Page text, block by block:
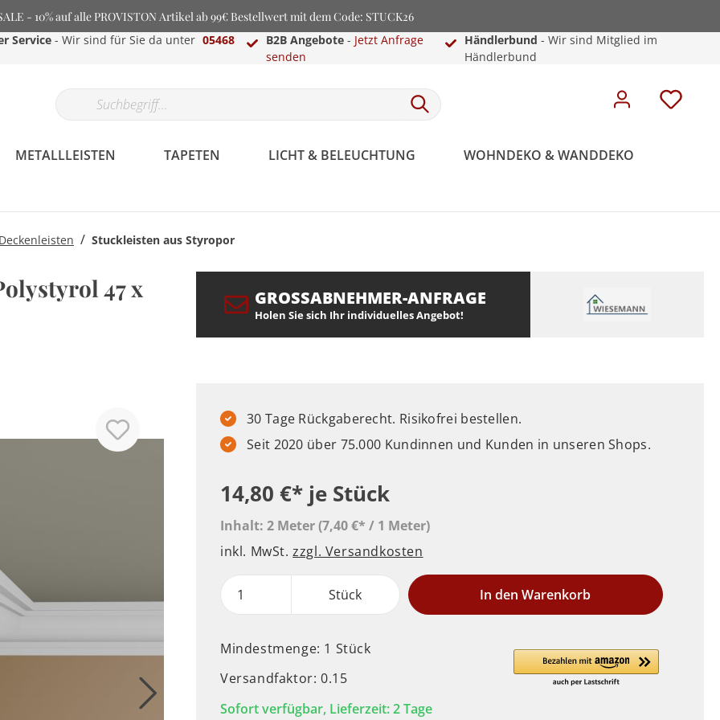
- 10% auf alle PROVISTON Artikel ab 99€ Bestellwert mit dem Code: STUCK26
Service - Wir sind für Sie da unter 05468
B2B Angebote- Jetzt Anfrage
senden
Händlerbund - Wir sind Mitglied im
Händlerbund
METALLLEISTEN TAPETEN LICHT & BELEUCHTUNG WOHNDEKO & WANDDEKO
/ Stuckleisten aus Styropor
47 x
GROSSABNEHMER-ANFRAGE
Holen Sie sich Ihr individuelles Angebot!
30 Tage Rückgaberecht. Risikofrei bestellen.
Seit 2020 über 75.000 Kundinnen und Kunden in unseren Shops.
14,80 €* je Stück
Inhalt: 2 Meter(7,40 €* / 1 Meter)
inkl. MwSt.zzgl. Versandkosten
Stück In den Warenkorb
Mindestmenge: 1 Stück
Versandfaktor: 0.15
Sofort verfügbar, Lieferzeit: 2 Tage